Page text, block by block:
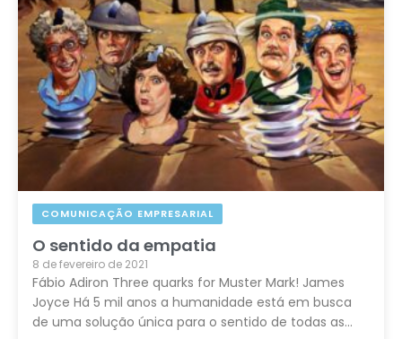
Contato
COMUNICAÇÃO EMPRESARIAL
O sentido da empatia
8 de fevereiro de 2021
Fábio Adiron Three quarks for Muster Mark! James
Joyce Há 5 mil anos a humanidade está em busca
de uma solução única para o sentido de todas as…